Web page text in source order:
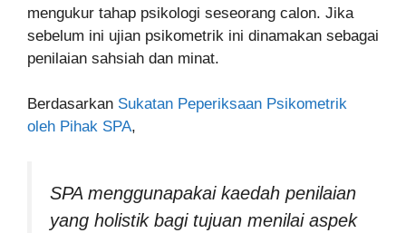
mengukur tahap psikologi seseorang calon. Jika
sebelum ini ujian psikometrik ini dinamakan sebagai
penilaian sahsiah dan minat.
Berdasarkan Sukatan Peperiksaan Psikometrik
oleh Pihak SPA,
SPA menggunapakai kaedah penilaian
yang holistik bagi tujuan menilai aspek